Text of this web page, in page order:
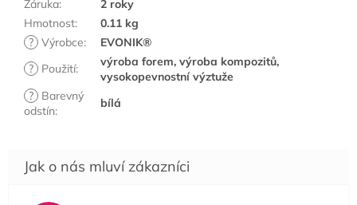
Záruka:
2 roky
Hmotnost:
0.11 kg
? Výrobce:
EVONIK®
?
Použití:
výroba forem, výroba kompozitů,
vysokopevnostní výztuže
?
Barevný
odstín:
bílá